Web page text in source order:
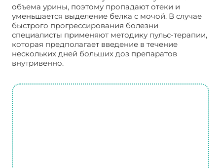
объема урины, поэтому пропадают отеки и
уменьшается выделение белка с мочой. В случае
быстрого прогрессирования болезни
специалисты применяют методику пульс-терапии,
которая предполагает введение в течение
нескольких дней больших доз препаратов
внутривенно.